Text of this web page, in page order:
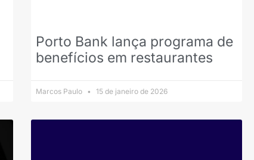
Porto Bank lança programa de
benefícios em restaurantes
Marcos Paulo 15 de janeiro de 2026